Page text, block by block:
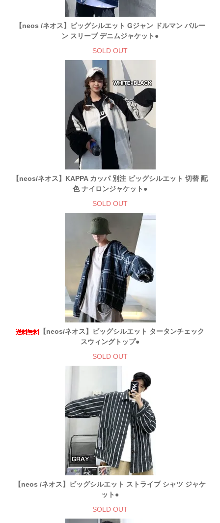
【neos /ネオス】ビッグシルエット Gジャン ドルマン バルー
ン スリーブ デニムジャケット●
SOLD OUT
【neos/ネオス】KAPPA カッパ 別注 ビッグシルエット 切替 配
色 ナイロンジャケット●
SOLD OUT
【neos/ネオス】ビッグシルエット タータンチェック
スウィングトップ●
SOLD OUT
【neos /ネオス】ビッグシルエット ストライプ シャツ ジャケ
ット●
SOLD OUT